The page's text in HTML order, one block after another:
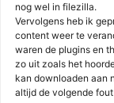
nog wel in filezilla.
Vervolgens heb ik
content weer te
waren de plugins en
zo uit zoals het
kan downloaden aan
altijd de volgende